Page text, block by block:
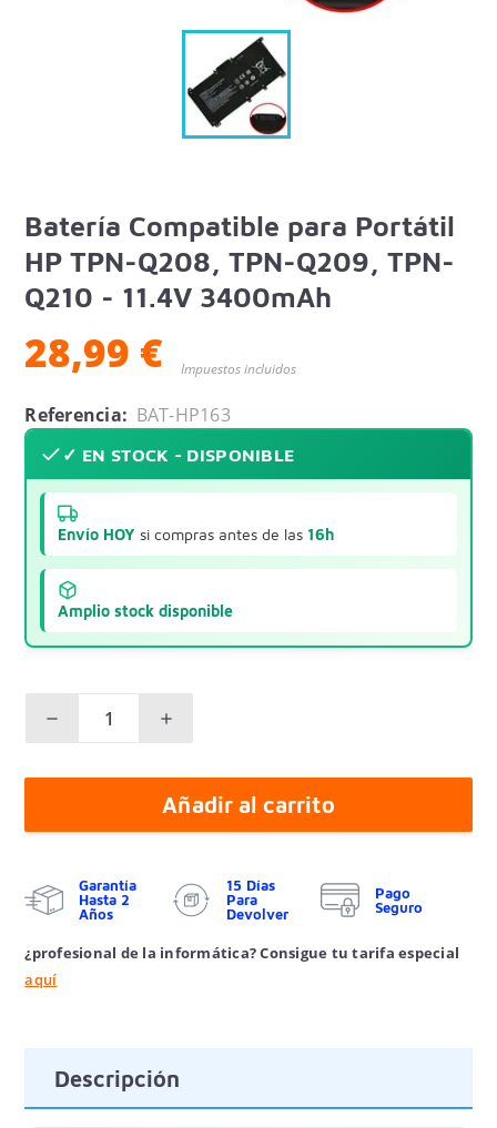
Batería Compatible para Portátil
HP TPN-Q208, TPN-Q209, TPN-
Q210 - 11.4V 3400mAh
28,99 € Impuestos incluidos
Referencia: BAT-HP163
✓ EN STOCK - DISPONIBLE
Envío HOY si compras antes de las 16h
Amplio stock disponible
Añadir al carrito
Garantía
Hasta 2
Años
15 Días
Para
Devolver
Pago
Seguro
¿profesional de la informática? Consigue tu tarifa especial
aquí
Descripción